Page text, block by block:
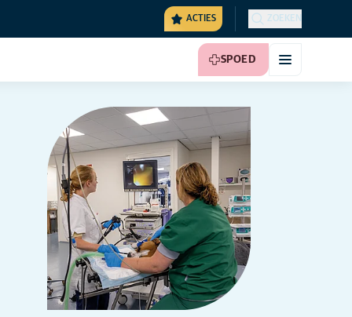
ACTIES ZOEKEN
SPOED